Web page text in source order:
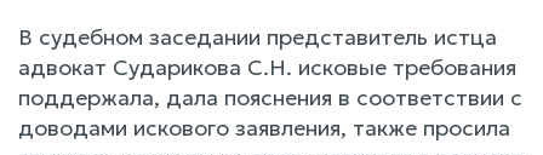
В судебном заседании представитель истца
адвокат Сударикова С.Н. исковые требования
поддержала, дала пояснения в соответствии с
доводами искового заявления, также просила